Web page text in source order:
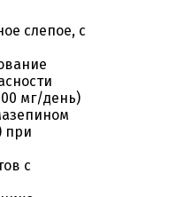
слепое, с
мг/день)
при
с